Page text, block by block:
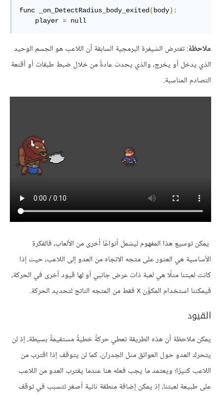
func _on_DetectRadius_body_exited ( body):
    player
= null
ملاحظة: تفترض الشيفرة البرمجية السابقة أن اللاعب هو الجسم الوحيد
الذي يدخل أو يخرج، والذي يحدث عادةً من خلال ضبط طبقات أو أقنعة
التصادم المناسبة.
يمكن توسيع هذا المفهوم ليشمل أنواعًا أخرى من الألعاب، فالفكرة
الأساسية هي العثور على متجه الاتجاه من العدو إلى اللاعب، حيث إذا
كانت لعبتنا مثلًا هي لعبة ذات عرض جانبي أو لها قيود أخرى في الحركة،
فيمكننا استخدام المكوِّن x فقط من المتجه الناتج لتحديد الحركة.
القيود
يمكن ملاحظة أن هذه الطريقة تعطي حركةً خطيةً مستقيمةً بسيطة، إذ لن
يتحرك العدو حول العوائق مثل الجدران، كما لن يتوقف إذا اقترب من
اللاعب كثيرًا؛ ويعتمد ما يجب فعله هنا عندما يقترب العدو من اللاعب
على طبيعة لعبتنا، إذ يمكن إضافة منطقة ثانية أصغر تتسبب في توقف